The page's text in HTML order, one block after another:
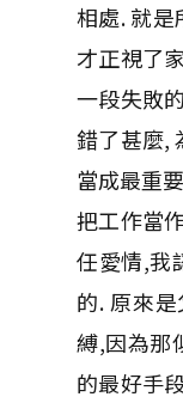
相處. 就
才正視了
一段失敗
錯了甚麼,
當成最重
把工作當
任愛情,我
的. 原來
縛,因為那
的最好手